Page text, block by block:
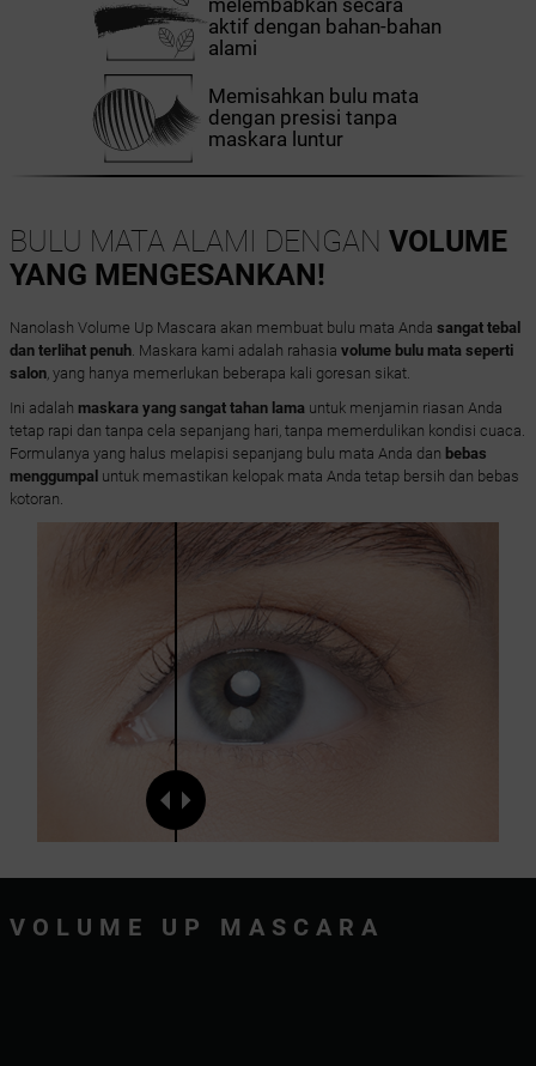
melembabkan secara
aktif dengan bahan-bahan
alami
Memisahkan bulu mata
dengan presisi tanpa
maskara luntur
BULU MATA ALAMI DENGAN VOLUME
YANG MENGESANKAN!
Nanolash Volume Up Mascara akan membuat bulu mata Anda sangat tebal
dan terlihat penuh. Maskara kami adalah rahasia volume bulu mata seperti
salon, yang hanya memerlukan beberapa kali goresan sikat.
Ini adalah maskara yang sangat tahan lamauntuk menjamin riasan Anda
tetap rapi dan tanpa cela sepanjang hari, tanpa memerdulikan kondisi cuaca.
Formulanya yang halus melapisi sepanjang bulu mata Anda dan bebas
menggumpal untuk memastikan kelopak mata Anda tetap bersih dan bebas
kotoran.
VOLUME UP MASCARA